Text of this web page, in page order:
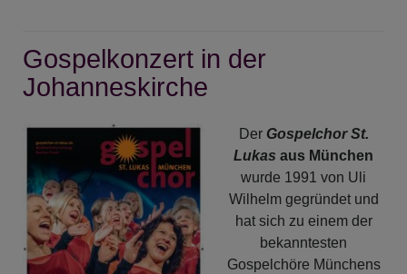
Rainer
Maria
Rilke
"Die
Aufzeichnungen
des
Malte
Laurids
Brigge"
Gospelkonzert in der
Johanneskirche
Der Gospelchor St.
Lukas aus München
wurde 1991 von Uli
Wilhelm gegründet und
hat sich zu einem der
bekanntesten
Gospelchöre Münchens